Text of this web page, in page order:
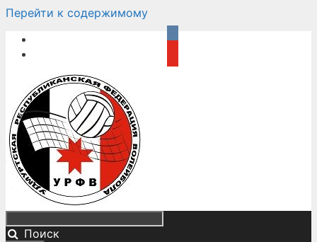
Перейти к содержимому
Поиск